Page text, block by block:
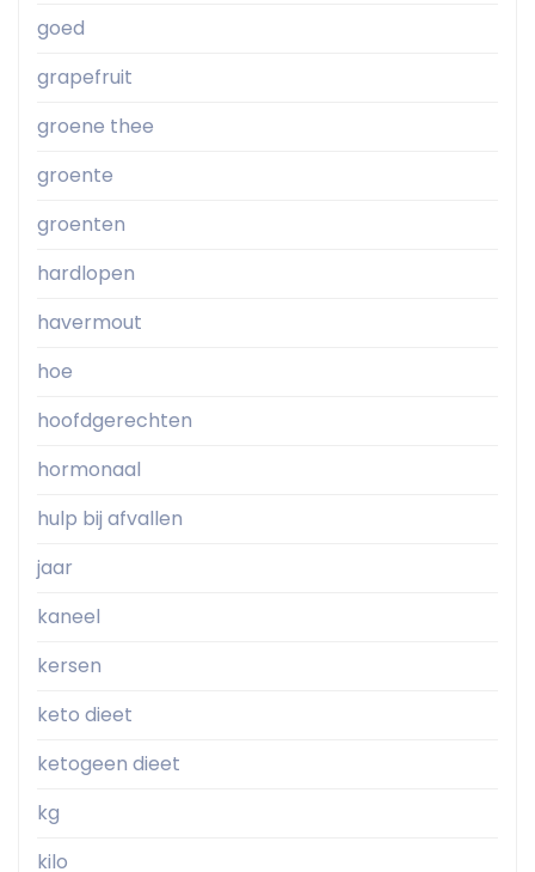
goed
grapefruit
groene thee
groente
groenten
hardlopen
havermout
hoe
hoofdgerechten
hormonaal
hulp bij afvallen
jaar
kaneel
kersen
keto dieet
ketogeen dieet
kg
kilo